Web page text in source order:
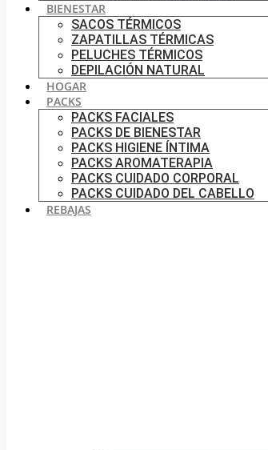
BIENESTAR
SACOS TÉRMICOS
ZAPATILLAS TÉRMICAS
PELUCHES TÉRMICOS
DEPILACIÓN NATURAL
HOGAR
PACKS
PACKS FACIALES
PACKS DE BIENESTAR
PACKS HIGIENE ÍNTIMA
PACKS AROMATERAPIA
PACKS CUIDADO CORPORAL
PACKS CUIDADO DEL CABELLO
REBAJAS